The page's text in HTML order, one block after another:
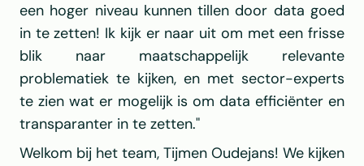
een hoger niveau kunnen tillen door data goed
in te zetten! Ik kijk er naar uit om met een frisse
blik naar maatschappelijk relevante
problematiek te kijken, en met sector-experts
te zien wat er mogelijk is om data efficiënter en
transparanter in te zetten."
Welkom bij het team, Tijmen Oudejans! We kijken